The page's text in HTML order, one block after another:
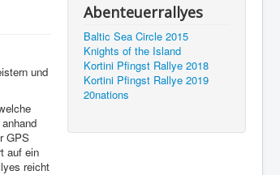
und
GPS
auf ein
reicht
Abenteuerrallyes
Baltic Sea Circle 2015
Knights of the Island
Kortini Pfingst Rallye 2018
Kortini Pfingst Rallye 2019
20nations